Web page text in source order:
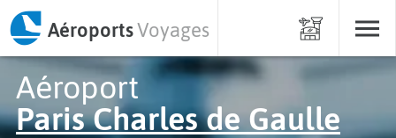
AéroportsVoyages
Aéroport
Paris Charles de Gaulle